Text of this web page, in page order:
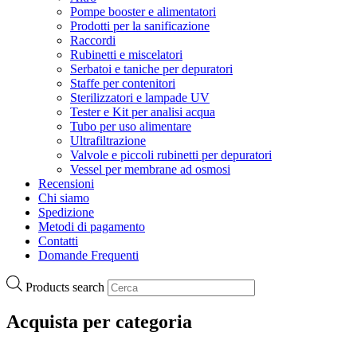
Pompe booster e alimentatori
Prodotti per la sanificazione
Raccordi
Rubinetti e miscelatori
Serbatoi e taniche per depuratori
Staffe per contenitori
Sterilizzatori e lampade UV
Tester e Kit per analisi acqua
Tubo per uso alimentare
Ultrafiltrazione
Valvole e piccoli rubinetti per depuratori
Vessel per membrane ad osmosi
Recensioni
Chi siamo
Spedizione
Metodi di pagamento
Contatti
Domande Frequenti
Products search
Acquista per categoria